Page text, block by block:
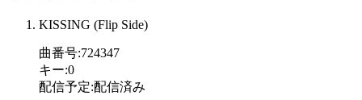
KISSING (Flip Side)
曲番号:724347
キー:0
配信予定:配信済み